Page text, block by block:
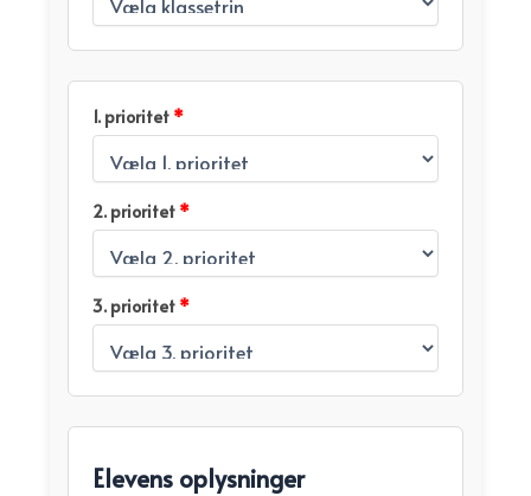
1. prioritet *
2. prioritet *
3. prioritet *
Elevens oplysninger